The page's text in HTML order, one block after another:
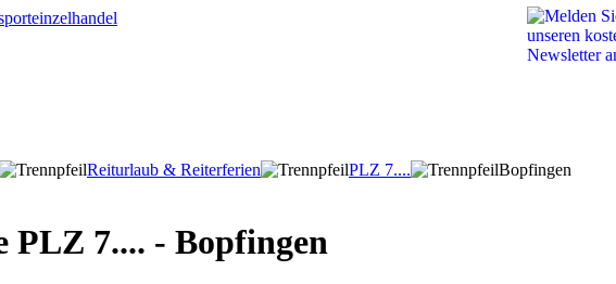
Reiturlaub & Reiterferien PLZ 7.... Bopfingen
7.... - Bopfingen